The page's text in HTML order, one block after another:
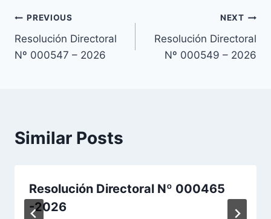
Navegación
de
PREVIOUS
Resolución Directoral
Nº 000547 – 2026
NEXT
Resolución Directoral
Nº 000549 – 2026
Similar Posts
Resolución Directoral Nº 000465
-2026